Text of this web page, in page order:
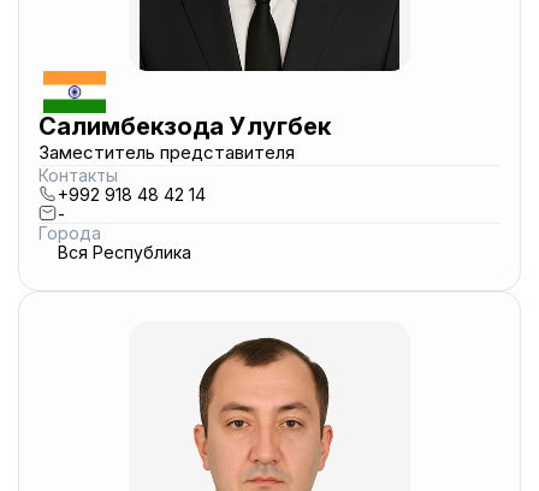
Салимбекзода Улугбек
Заместитель представителя
Контакты
+992 918 48 42 14
-
Города
Вся Республика